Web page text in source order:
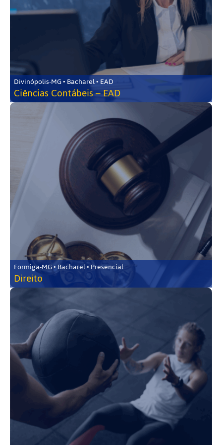
Divinópolis-MG • Bacharel • EAD
Ciências Contábeis – EAD
Formiga-MG • Bacharel • Presencial
Direito